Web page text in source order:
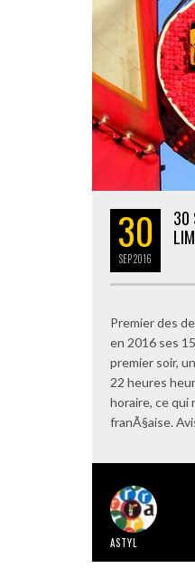
30
SEP2016
30
Premier des
en 2016 ses
premier soir,
22 heures
horaire, ce
franÃ§aise.
ASTYL